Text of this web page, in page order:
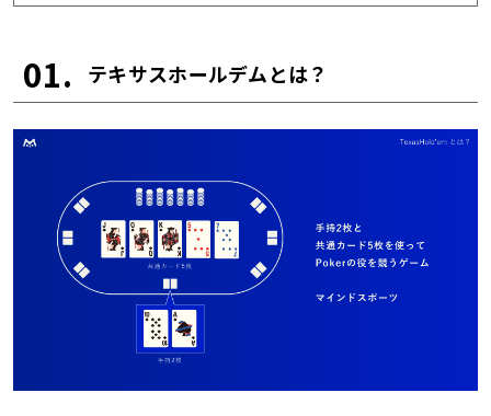
01. テキサスホールデムとは？